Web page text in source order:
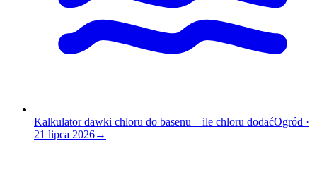
Kalkulator dawki chloru do basenu – ile chloru dodaćOgród ·
21 lipca 2026→